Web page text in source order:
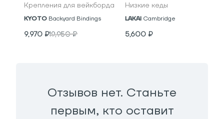
Крепления для вейкборда
KYOTO Backyard Bindings
9,970 ₽19,950₽
Низкие кеды
LAKAI Cambridge
5,600 ₽
Отзывов нет. Станьте
первым, кто оставит